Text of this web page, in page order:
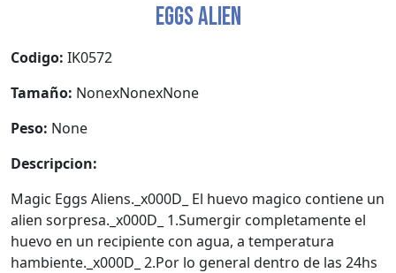
EGGS ALIEN
Codigo: IK0572
Tamaño: NonexNonexNone
Peso: None
Descripcion:
Magic Eggs Aliens._x000D_ El huevo magico contiene un
alien sorpresa._x000D_ 1.Sumergir completamente el
huevo en un recipiente con agua, a temperatura
hambiente._x000D_ 2.Por lo general dentro de las 24hs